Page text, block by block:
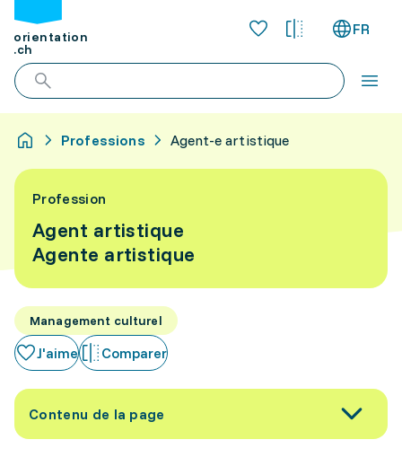
orientation
.ch
FR
Professions Agent-e artistique
Profession
Agent artistique
Agente artistique
Management culturel
J'aime Comparer
Contenu de la page